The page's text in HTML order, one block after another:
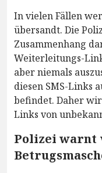
In vielen Fällen
übersandt. Die
Zusammenhang
Weiterleitungs-
aber niemals
diesen SMS-Links
befindet. Daher
Links von
Polizei